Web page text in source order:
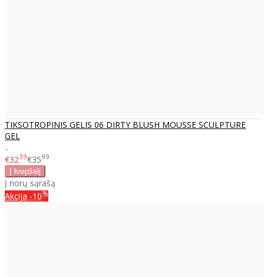
TIKSOTROPINIS GELIS 06 DIRTY BLUSH MOUSSE SCULPTURE
GEL
..
€3239€3599
Į norų sąrašą
Akcija -10%